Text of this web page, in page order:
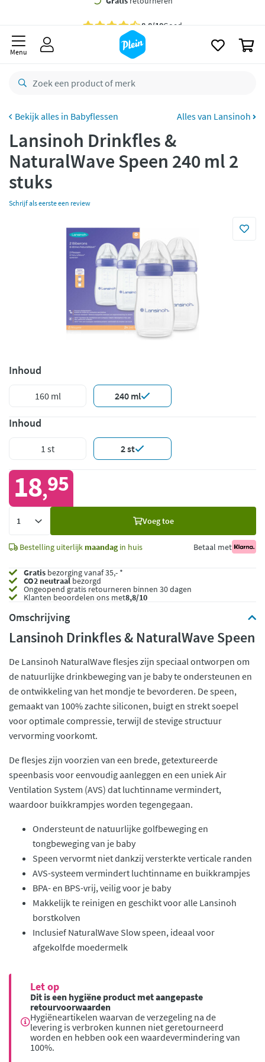
Bestelling uiterlijkmaandag
retourneren
Betaal met Klarna
Menu
Babyflessen Alles van Lansinoh
Lansinoh Drinkfles &
NaturalWave Speen 240 ml 2
stuks
Schrijf als eerste een review
Inhoud
160 ml 240 ml
Inhoud
1 st 2 st
18,95
Voeg toe
Bestelling uiterlijk maandagin huis Betaal met
Gratis bezorging vanaf 35,- *
CO2 neutraalbezorgd
Ongeopend gratis retourneren binnen 30 dagen
Klanten beoordelen ons met8,8/10
Omschrijving
Lansinoh Drinkfles & NaturalWave Speen
De Lansinoh NaturalWave flesjes zijn speciaal ontworpen om
de natuurlijke drinkbeweging van je baby te ondersteunen en
de ontwikkeling van het mondje te bevorderen. De speen,
gemaakt van 100% zachte siliconen, buigt en strekt soepel
voor optimale compressie, terwijl de stevige structuur
vervorming voorkomt.
De flesjes zijn voorzien van een brede, getextureerde
speenbasis voor eenvoudig aanleggen en een uniek Air
Ventilation System (AVS) dat luchtinname vermindert,
waardoor buikkrampjes worden tegengegaan.
Ondersteunt de natuurlijke golfbeweging en
tongbeweging van je baby
Speen vervormt niet dankzij versterkte verticale randen
AVS-systeem vermindert luchtinname en buikkrampjes
BPA- en BPS-vrij, veilig voor je baby
Makkelijk te reinigen en geschikt voor alle Lansinoh
borstkolven
Inclusief NaturalWave Slow speen, ideaal voor
afgekolfde moedermelk
Let op
Dit is een hygiëne product met aangepaste
retourvoorwaarden
Hygiëneartikelen waarvan de verzegeling na de
levering is verbroken kunnen niet geretourneerd
worden en hebben ook een waardevermindering van
100%.